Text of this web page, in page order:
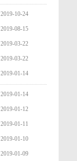
2019-10-24
2019-08-15
2019-03-22
2019-03-22
2019-01-14
2019-01-14
2019-01-12
2019-01-11
2019-01-10
2019-01-09